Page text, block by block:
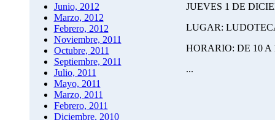
Junio, 2012
Marzo, 2012
Febrero, 2012
Noviembre, 2011
Octubre, 2011
Septiembre, 2011
Julio, 2011
Mayo, 2011
Marzo, 2011
Febrero, 2011
Diciembre, 2010
JUEVES 1 DE
LUGAR:
HORARIO: DE 10 A
...